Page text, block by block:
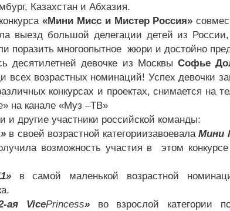
Казахстан и Абхазия.
«Мини Мисс и Мистер Россия»
выезд большой делегации детей из
поразить многоопытное жюри и достойно
десятилетней девочке из Москвы Софье
всех возрастных номинаций! Успех девочки
конкурсах и проектах, снимается на
на канале «Муз –ТВ»
и другие участники российской команды:
в своей возрастной категориизавоевалаМини
возможность участия в этом
в самой маленькой возрастной
ая VicePrincess» во взрослой категории